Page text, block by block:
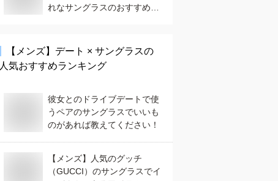
れなサングラスのおすすめ
【メンズ】 デート × サングラスの
人気おすすめランキング
彼女とのドライブデートで使
うペアのサングラスでいいも
のがあれば教えてください！
【メンズ】人気のグッチ
（GUCCI）のサングラスでイ